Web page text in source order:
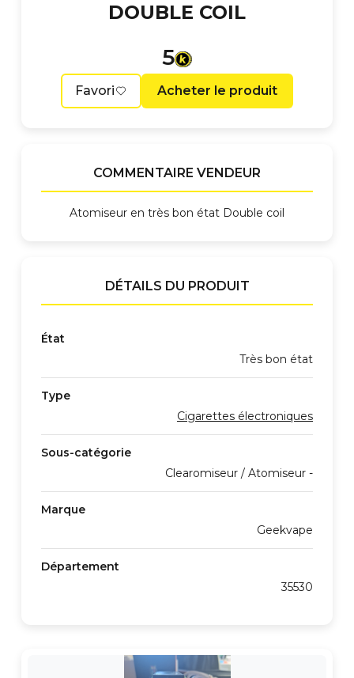
DOUBLE COIL
5
Favori Acheter le produit
COMMENTAIRE VENDEUR
Atomiseur en très bon état Double coil
DÉTAILS DU PRODUIT
État
Très bon état
Type
Cigarettes électroniques
Sous-catégorie
Clearomiseur / Atomiseur -
Marque
Geekvape
Département
35530